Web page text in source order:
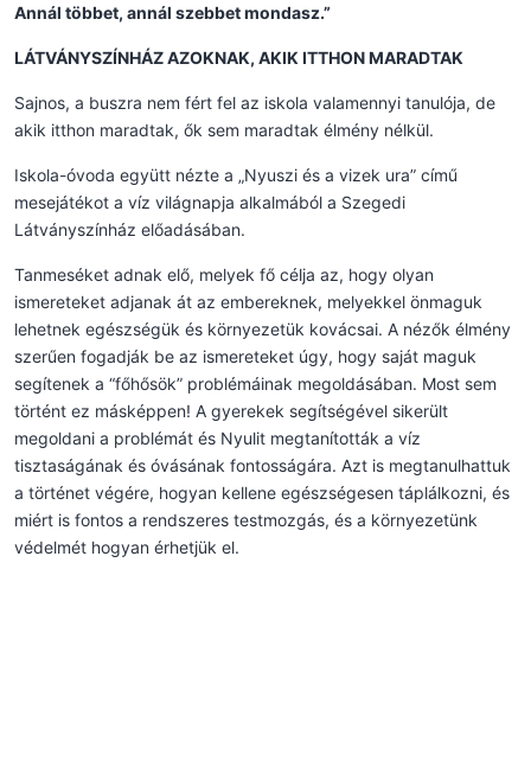
Annál többet, annál szebbet mondasz.”
LÁTVÁNYSZÍNHÁZ AZOKNAK, AKIK ITTHON MARADTAK
Sajnos, a buszra nem fért fel az iskola valamennyi tanulója, de
akik itthon maradtak, ők sem maradtak élmény nélkül.
Iskola-óvoda együtt nézte a „Nyuszi és a vizek ura” című
mesejátékot a víz világnapja alkalmából a Szegedi
Látványszínház előadásában.
Tanmeséket adnak elő, melyek fő célja az, hogy olyan
ismereteket adjanak át az embereknek, melyekkel önmaguk
lehetnek egészségük és környezetük kovácsai. A nézők élmény
szerűen fogadják be az ismereteket úgy, hogy saját maguk
segítenek a “főhősök” problémáinak megoldásában. Most sem
történt ez másképpen! A gyerekek segítségével sikerült
megoldani a problémát és Nyulit megtanították a víz
tisztaságának és óvásának fontosságára. Azt is megtanulhattuk
a történet végére, hogyan kellene egészségesen táplálkozni, és
miért is fontos a rendszeres testmozgás, és a környezetünk
védelmét hogyan érhetjük el.